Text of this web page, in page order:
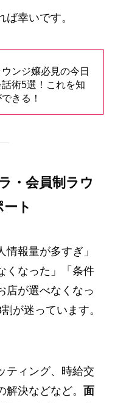
幸いです。
ンジ嬢必見の今日
術5選！これを知
きる！
・会員制ラウ
ト
報量が多すぎ」
くなった」「条件
店が選べなくなっ
が迷っています。
ティング、時給交
決などなど。 面